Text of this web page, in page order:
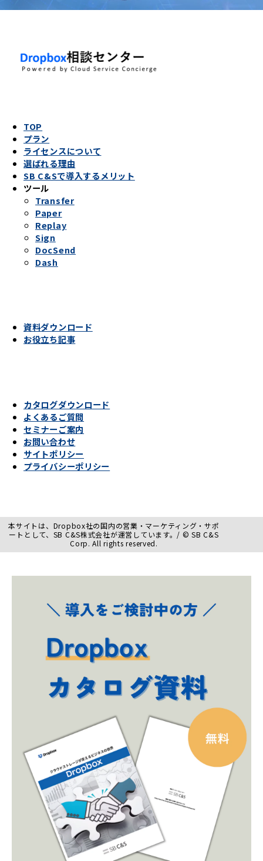
TOP
プラン
ライセンスについて
選ばれる理由
SB C&Sで導入するメリット
ツール
Transfer
Paper
Replay
Sign
DocSend
Dash
資料ダウンロード
お役立ち記事
カタログダウンロード
よくあるご質問
セミナーご案内
お問い合わせ
サイトポリシー
プライバシーポリシー
本サイトは、Dropbox社の国内の営業・マーケティング・サポ
ートとして、SB C&S株式会社が運営しています。/ © SB C&S
Corp. All rights reserved.